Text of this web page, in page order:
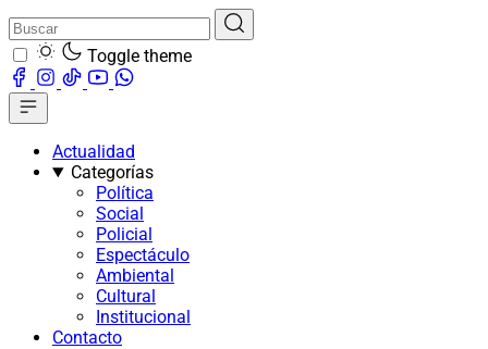
Toggle theme
Actualidad
Categorías
Política
Social
Policial
Espectáculo
Ambiental
Cultural
Institucional
Contacto